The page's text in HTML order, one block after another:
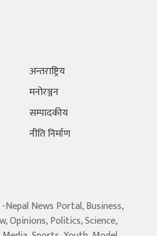
अन्तराष्ट्रिय
मनोरञ्जन
सम्पादकीय
नीति निर्माण
News Portal, Business,
Opinions, Politics, Science,